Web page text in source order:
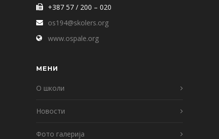
+387 57 / 200 – 020
os194@skolers.org
www.ospale.org
МЕНИ
О школи
Новости
Фото галерија